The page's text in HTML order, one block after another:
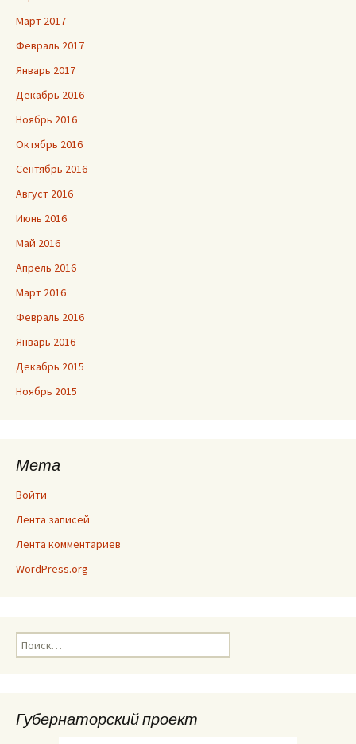
Март 2017
Февраль 2017
Январь 2017
Декабрь 2016
Ноябрь 2016
Октябрь 2016
Сентябрь 2016
Август 2016
Июнь 2016
Май 2016
Апрель 2016
Март 2016
Февраль 2016
Январь 2016
Декабрь 2015
Ноябрь 2015
Мета
Войти
Лента записей
Лента комментариев
WordPress.org
Найти:
Губернаторский проект